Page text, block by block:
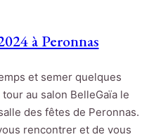
à Peronnas
et semer quelques
au salon BelleGaïa le
des fêtes de Peronnas.
rencontrer et de vous